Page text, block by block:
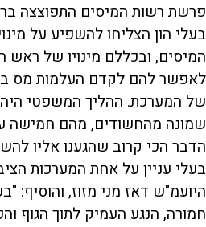
בעלי הון הצליחו להשפיע על
המיסים, ובכללם מינויו של ראש
לאפשר להם לקדם העלמות מס
של המערכת. ההליך המשפטי היה
שמונה מהחשודים, מהם חמישה
הדבר הכי קרוב שהגענו אליו
בעלי עניין על אחת המערכות
היועמ"ש דאז מני מזוז, והוסיף:
חמורה, הנגע העמיק לתוך הגוף